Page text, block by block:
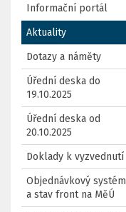
Informační portál
Aktuality
Dotazy a náměty
Úřední deska do
19.10.2025
Úřední deska od
20.10.2025
Doklady k vyzvednutí
Objednávkový systém
a stav front na MěÚ